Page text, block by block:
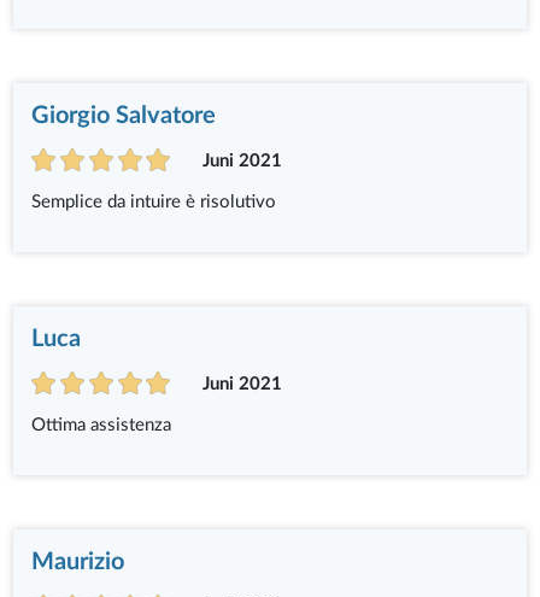
Giorgio Salvatore
Juni 2021
Semplice da intuire è risolutivo
Luca
Juni 2021
Ottima assistenza
Maurizio